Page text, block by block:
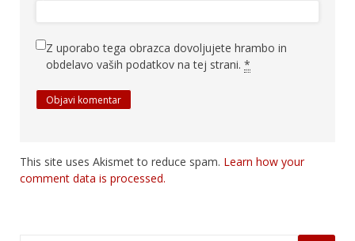
Z uporabo tega obrazca dovoljujete hrambo in
obdelavo vaših podatkov na tej strani. *
This site uses Akismet to reduce spam. Learn how your
comment data is processed.